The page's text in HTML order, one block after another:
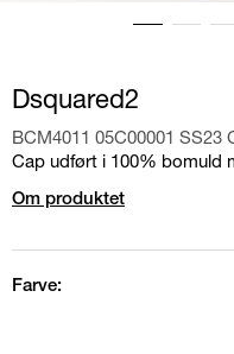
Dsquared2
BCM4011 05C00001 SS23
Cap udført i 100% bomuld
Om produktet
Farve: